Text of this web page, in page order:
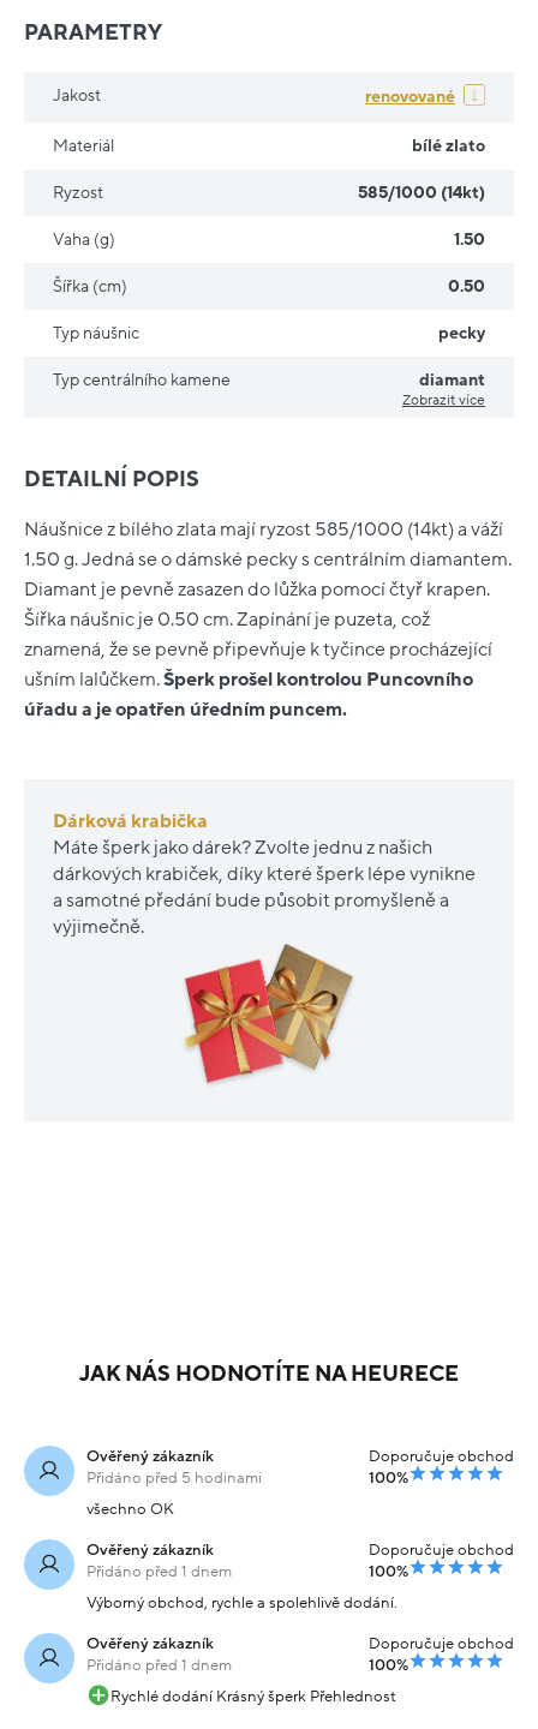
DETAILNÍ POPIS
Náušnice z bílého zlata mají ryzost 585/1000 (14kt) a váží
1.50 g. Jedná se o dámské pecky s centrálním diamantem.
Diamant je pevně zasazen do lůžka pomocí čtyř krapen.
Šířka náušnic je 0.50 cm. Zapínání je puzeta, což
znamená, že se pevně připevňuje k tyčince procházející
ušním lalůčkem.Šperk prošel kontrolou Puncovního
úřadu a je opatřen úředním puncem.
Dárková krabička
Máte šperk jako dárek? Zvolte jednu z našich
dárkových krabiček, díky které šperk lépe vynikne
a samotné předání bude působit promyšleně a
výjimečně.
PARAMETRY
Jakost renovované
Materiál bílé zlato
Ryzost 585/1000 (14kt)
Vaha (g) 1.50
Šířka (cm) 0.50
Typ náušnic pecky
Typ centrálního kamene diamant
Zobrazit více
JAK NÁS HODNOTÍTE NA HEURECE
Ověřený zákazník
Přidáno před 5 hodinami
Doporučuje obchod
100%
všechno OK
Ověřený zákazník
Přidáno před 1 dnem
Doporučuje obchod
100%
Výborný obchod, rychle a spolehlivě dodání.
Ověřený zákazník
Přidáno před 1 dnem
Doporučuje obchod
100%
Rychlé dodání Krásný šperk Přehlednost